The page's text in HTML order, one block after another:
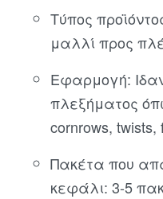
Τύπος
μαλλί προς
Εφαρμογή:
πλεξήματος
cornrows, twists,
Πακέτα που
κεφάλι: 3-5